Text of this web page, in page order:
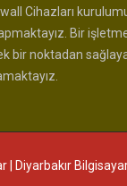
Cihazları
Bir
bir noktadan
Diyarbakır